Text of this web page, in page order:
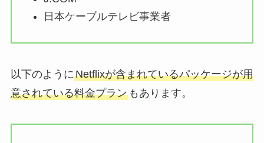
日本ケーブルテレビ事業者
以下のようにNetflixが含まれているパッケージが用
意されている料金プランもあります。